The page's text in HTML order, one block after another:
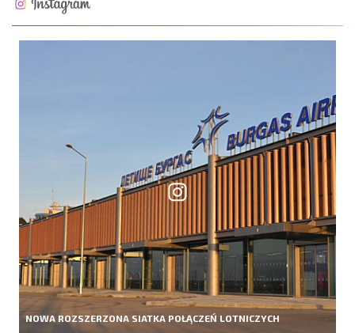
NOWA ROZSZERZONA SIATKA POŁĄCZEŃ LOTNICZYCH